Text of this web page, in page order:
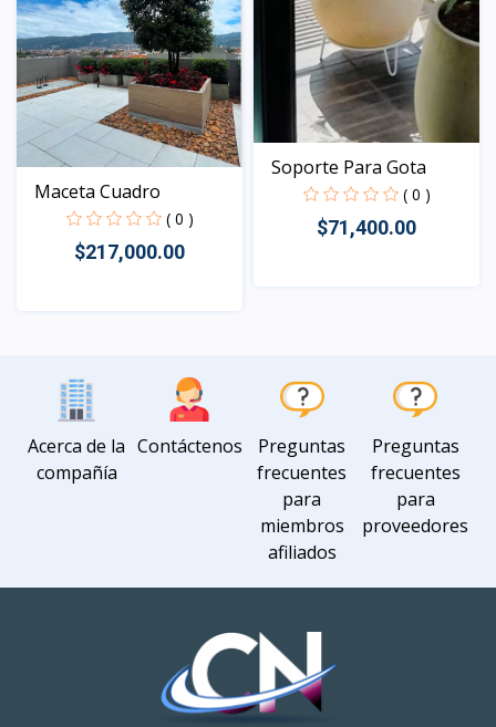
Maceta Cuadro
( 0 )
$217,000.00
Soporte Para Gota
( 0 )
$71,400.00
Acerca de la
compañía
Contáctenos
Preguntas
frecuentes
para
miembros
afiliados
Preguntas
frecuentes
para
proveedores